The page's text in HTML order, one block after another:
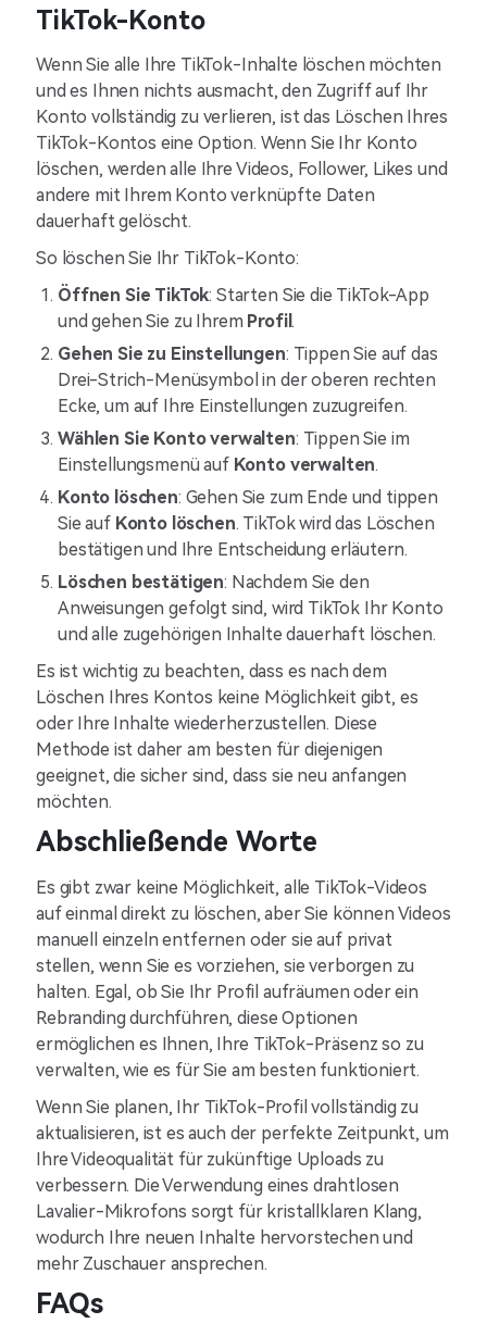
TikTok-Konto
Wenn Sie alle Ihre TikTok-Inhalte löschen möchten
und es Ihnen nichts ausmacht, den Zugriff auf Ihr
Konto vollständig zu verlieren, ist das Löschen Ihres
TikTok-Kontos eine Option. Wenn Sie Ihr Konto
löschen, werden alle Ihre Videos, Follower, Likes und
andere mit Ihrem Konto verknüpfte Daten
dauerhaft gelöscht.
So löschen Sie Ihr TikTok-Konto:
Öffnen Sie TikTok: Starten Sie die TikTok-App
und gehen Sie zu Ihrem Profil.
Gehen Sie zu Einstellungen: Tippen Sie auf das
Drei-Strich-Menüsymbol in der oberen rechten
Ecke, um auf Ihre Einstellungen zuzugreifen.
Wählen Sie Konto verwalten: Tippen Sie im
Einstellungsmenü auf Konto verwalten.
Konto löschen: Gehen Sie zum Ende und tippen
Sie auf Konto löschen. TikTok wird das Löschen
bestätigen und Ihre Entscheidung erläutern.
Löschen bestätigen: Nachdem Sie den
Anweisungen gefolgt sind, wird TikTok Ihr Konto
und alle zugehörigen Inhalte dauerhaft löschen.
Es ist wichtig zu beachten, dass es nach dem
Löschen Ihres Kontos keine Möglichkeit gibt, es
oder Ihre Inhalte wiederherzustellen. Diese
Methode ist daher am besten für diejenigen
geeignet, die sicher sind, dass sie neu anfangen
möchten.
Abschließende Worte
Es gibt zwar keine Möglichkeit, alle TikTok-Videos
auf einmal direkt zu löschen, aber Sie können Videos
manuell einzeln entfernen oder sie auf privat
stellen, wenn Sie es vorziehen, sie verborgen zu
halten. Egal, ob Sie Ihr Profil aufräumen oder ein
Rebranding durchführen, diese Optionen
ermöglichen es Ihnen, Ihre TikTok-Präsenz so zu
verwalten, wie es für Sie am besten funktioniert.
Wenn Sie planen, Ihr TikTok-Profil vollständig zu
aktualisieren, ist es auch der perfekte Zeitpunkt, um
Ihre Videoqualität für zukünftige Uploads zu
verbessern. Die Verwendung eines drahtlosen
Lavalier-Mikrofons sorgt für kristallklaren Klang,
wodurch Ihre neuen Inhalte hervorstechen und
mehr Zuschauer ansprechen.
FAQs